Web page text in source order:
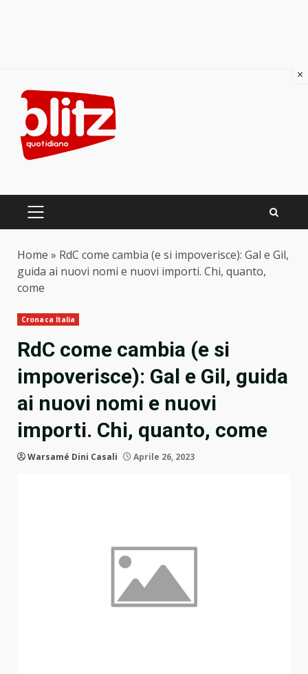
content
PRIMARY
Home » RdC come cambia (e si impoverisce): Gal e Gil,
guida ai nuovi nomi e nuovi importi. Chi, quanto,
come
Cronaca Italia
RdC come cambia (e si
impoverisce): Gal e Gil, guida
ai nuovi nomi e nuovi
importi. Chi, quanto, come
Warsamé Dini Casali Aprile 26, 2023
×